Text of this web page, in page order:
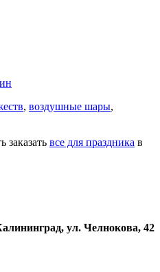
, воздушные шары,
заказать все для праздника в
ул. Челнокова, 42